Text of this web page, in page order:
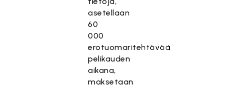
asetellaan
60
000
erotuomaritehtävää
pelikauden
aikana,
maksetaan